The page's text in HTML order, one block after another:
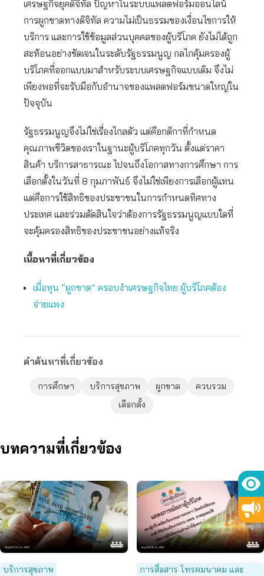
เศรษฐกิจยุคดิจิทัล ปัญหาในระบบแพลตฟอร์มออนไลน์
การผูกขาดทางดิจิทัล ความไม่เป็นธรรมของเงื่อนไขการให้
บริการ และการใช้ข้อมูลส่วนบุคคลของผู้บริโภค ยังไม่ได้ถูก
สะท้อนอย่างชัดเจนในระดับรัฐธรรมนูญ กลไกคุ้มครองผู้
บริโภคที่ออกแบบมาสำหรับระบบเศรษฐกิจแบบเดิม จึงไม่
เพียงพอที่จะรับมือกับอำนาจของแพลตฟอร์มขนาดใหญ่ใน
ปัจจุบัน
รัฐธรรมนูญจึงไม่ใช่เรื่องไกลตัว แต่คือกติกาที่กำหนด
คุณภาพชีวิตของเราในฐานะผู้บริโภคทุกวัน ตั้งแต่ราคา
สินค้า บริการสาธารณะ ไปจนถึงโอกาสทางการศึกษา การ
เลือกตั้งในวันที่ 8 กุมภาพันธ์ จึงไม่ใช่เพียงการเลือกผู้แทน
แต่คือการใช้สิทธิของประชาชนในการกำหนดทิศทาง
ประเทศ และร่วมตัดสินใจว่าต้องการรัฐธรรมนูญแบบใดที่
จะคุ้มครองสิทธิของประชาชนอย่างแท้จริง
เนื้อหาที่เกี่ยวข้อง
เมื่อทุน “ผูกขาด” ครอบงำเศรษฐกิจไทย ผู้บริโภคต้อง
จ่ายแพง
คำค้นหาที่เกี่ยวข้อง
การศึกษา บริการสุขภาพ ผูกขาด
ควบรวม
เลือกตั้ง
บทความที่เกี่ยวข้อง
บริการสุขภาพ
การสื่อสาร โทรคมนาคม และ